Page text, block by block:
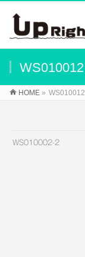
WS010012
HOME » WS010012
WS010002-2